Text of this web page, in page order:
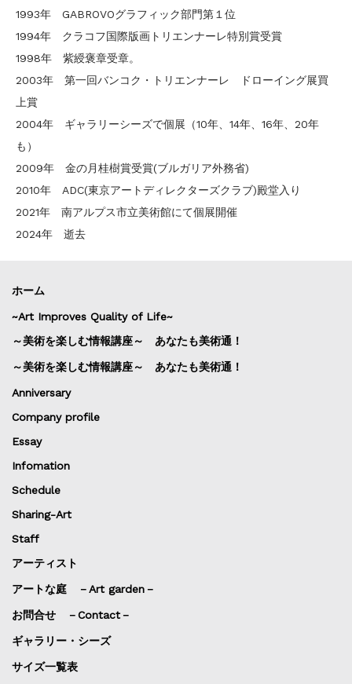
1993年 GABROVOグラフィック部門第１位
1994年 クラコフ国際版画トリエンナーレ特別賞受賞
1998年 紫綬褒章受章。
2003年 第一回バンコク・トリエンナーレ ドローイング展買
上賞
2004年 ギャラリーシーズで個展（10年、14年、16年、20年
も）
2009年 金の月桂樹賞受賞(ブルガリア外務省)
2010年 ADC(東京アートディレクターズクラブ)殿堂入り
2021年 南アルプス市立美術館にて個展開催
2024年 逝去
ホーム
~Art Improves Quality of Life~
～美術を楽しむ情報講座～ あなたも美術通！
～美術を楽しむ情報講座～ あなたも美術通！
Anniversary
Company profile
Essay
Infomation
Schedule
Sharing-Art
Staff
アーティスト
アートな庭 －Art garden－
お問合せ －Contact－
ギャラリー・シーズ
サイズ一覧表